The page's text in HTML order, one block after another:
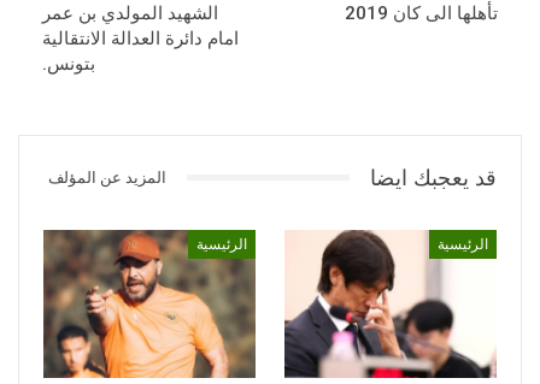
تأهلها الى كان 2019
الشهيد المولدي بن عمر
امام دائرة العدالة الانتقالية
بتونس.
قد يعجبك ايضا المزيد عن المؤلف
الرئيسية الرئيسية